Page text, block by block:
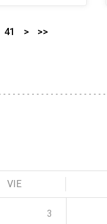
41 > >>
VIE
3